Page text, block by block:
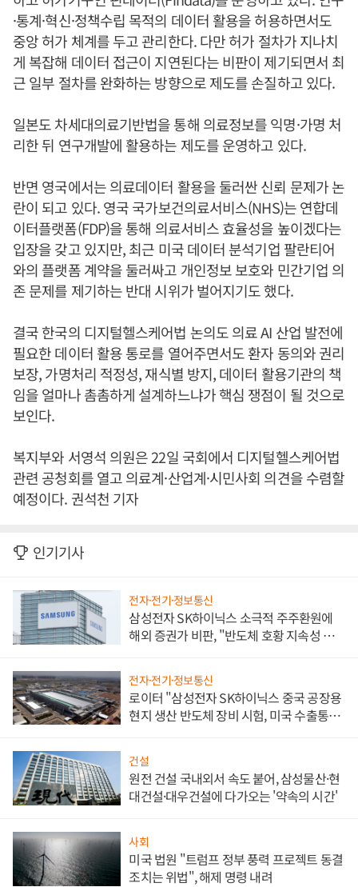
·통계·혁신·정책수립 목적의 데이터 활용을 허용하면서도
중앙 허가 체계를 두고 관리한다. 다만 허가 절차가 지나치
게 복잡해 데이터 접근이 지연된다는 비판이 제기되면서 최
근 일부 절차를 완화하는 방향으로 제도를 손질하고 있다.
일본도 차세대의료기반법을 통해 의료정보를 익명·가명 처
리한 뒤 연구개발에 활용하는 제도를 운영하고 있다.
반면 영국에서는 의료데이터 활용을 둘러싼 신뢰 문제가 논
란이 되고 있다. 영국 국가보건의료서비스(NHS)는 연합데
이터플랫폼(FDP)을 통해 의료서비스 효율성을 높이겠다는
입장을 갖고 있지만, 최근 미국 데이터 분석기업 팔란티어
와의 플랫폼 계약을 둘러싸고 개인정보 보호와 민간기업 의
존 문제를 제기하는 반대 시위가 벌어지기도 했다.
결국 한국의 디지털헬스케어법 논의도 의료 AI 산업 발전에
필요한 데이터 활용 통로를 열어주면서도 환자 동의와 권리
보장, 가명처리 적정성, 재식별 방지, 데이터 활용기관의 책
임을 얼마나 촘촘하게 설계하느냐가 핵심 쟁점이 될 것으로
보인다.
복지부와 서영석 의원은 22일 국회에서 디지털헬스케어법
관련 공청회를 열고 의료계·산업계·시민사회 의견을 수렴할
예정이다. 권석천 기자
인기기사
전자·전기·정보통신
삼성전자 SK하이닉스 소극적 주주환원에
해외 증권가 비판, "반도체 호황 지속성 의
전자·전기·정보통신
로이터 "삼성전자 SK하이닉스 중국 공장용
현지 생산 반도체 장비 시험, 미국 수출통제
건설
원전 건설 국내외서 속도 붙어, 삼성물산·현
대건설·대우건설에 다가오는 '약속의 시간'
사회
미국 법원 "트럼프 정부 풍력 프로젝트 동결
조치는 위법", 해제 명령 내려